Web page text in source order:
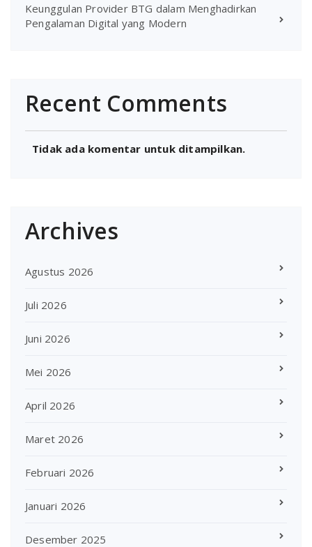
Keunggulan Provider BTG dalam Menghadirkan
Pengalaman Digital yang Modern
Recent Comments
Tidak ada komentar untuk ditampilkan.
Archives
Agustus 2026
Juli 2026
Juni 2026
Mei 2026
April 2026
Maret 2026
Februari 2026
Januari 2026
Desember 2025